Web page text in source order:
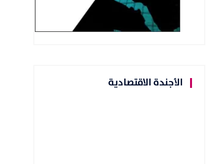
الأجندة الاقتصادية